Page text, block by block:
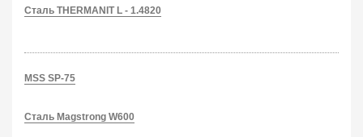
Сталь THERMANIT L - 1.4820
MSS SP-75
Сталь Magstrong W600